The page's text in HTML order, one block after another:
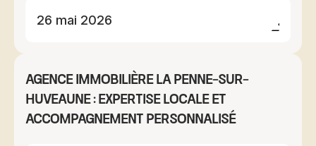
26 mai 2026
Agence immobilière La Penne-sur-
Huveaune : expertise locale et
accompagnement personnalisé